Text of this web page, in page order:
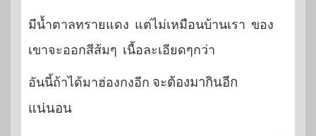
มีน้ำตาลทรายแดง แต่ไม่เหมือนบ้านเรา ของ
เขาจะออกสีส้มๆ เนื้อละเอียดๆกว่า
อันนี้ถ้าได้มาฮ่องกงอีก จะต้องมากินอีก
แน่นอน